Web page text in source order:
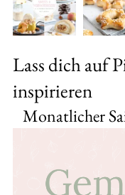
Lass dich auf
inspirieren
Monatlicher